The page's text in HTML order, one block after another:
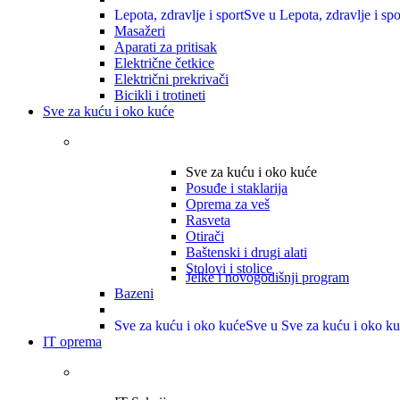
Lepota, zdravlje i sportSve u Lepota, zdravlje i
Masažeri
Aparati za pritisak
Električne četkice
Električni prekrivači
Bicikli i trotineti
Sve za kuću i oko kuće
Sve za kuću i oko kuće
Posuđe i staklarija
Oprema za veš
Rasveta
Otirači
Baštenski i drugi alati
Stolovi i stolice
Jelke i novogodišnji program
Bazeni
Sve za kuću i oko kućeSve u Sve za kuću i oko
IT oprema